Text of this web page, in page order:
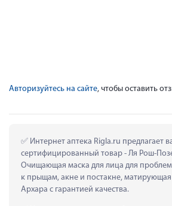
Авторизуйтесь на сайте, чтобы оставить
Интернет аптека Rigla.ru предлагает
сертифицированный товар - Ля Рош-
Очищающая маска для лица для
к прыщам, акне и постакне, матирующая
Архара с гарантией качества.